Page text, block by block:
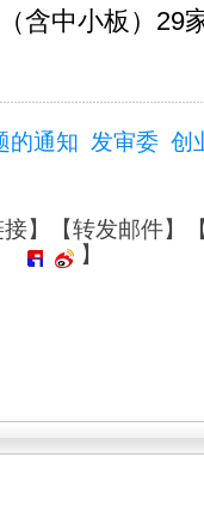
含中小板）29
的通知 发审委 创
】【转发邮件】
】